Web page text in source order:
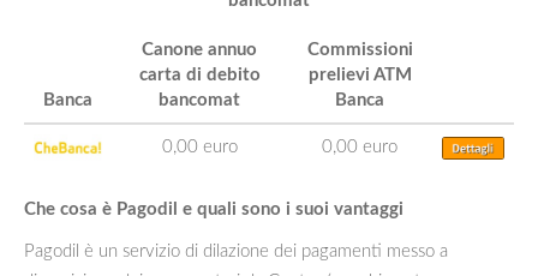
Banca
Canone annuo
carta di debito
bancomat
Commissioni
prelievi ATM
Banca
0,00 euro 0,00 euro
Che cosa è Pagodil e quali sono i suoi vantaggi
Pagodil è un servizio di dilazione dei pagamenti messo a